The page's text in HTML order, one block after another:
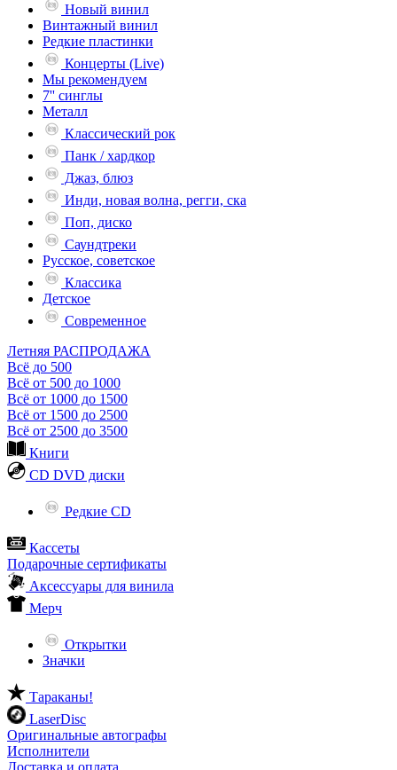
Новый винил
Винтажный винил
Редкие пластинки
Концерты (Live)
Мы рекомендуем
7'' синглы
Металл
Классический рок
Панк / хардкор
Джаз, блюз
Инди, новая волна, регги, ска
Поп, диско
Саундтреки
Русское, советское
Классика
Детское
Современное
Летняя РАСПРОДАЖА
Всё до 500
Всё от 500 до 1000
Всё от 1000 до 1500
Всё от 1500 до 2500
Всё от 2500 до 3500
Книги
CD DVD диски
Редкие CD
Кассеты
Подарочные сертификаты
Аксессуары для винила
Мерч
Открытки
Значки
Тараканы!
LaserDisc
Оригинальные автографы
Исполнители
Доставка и оплата